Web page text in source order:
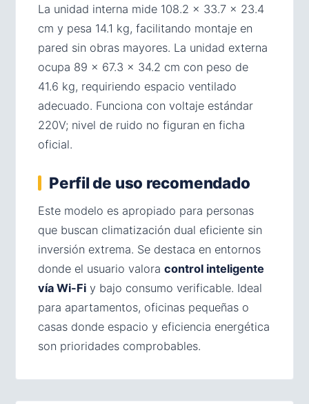
La unidad interna mide 108.2 × 33.7 × 23.4
cm y pesa 14.1 kg, facilitando montaje en
pared sin obras mayores. La unidad externa
ocupa 89 × 67.3 × 34.2 cm con peso de
41.6 kg, requiriendo espacio ventilado
adecuado. Funciona con voltaje estándar
220V; nivel de ruido no figuran en ficha
oficial.
Perfil de uso recomendado
Este modelo es apropiado para personas
que buscan climatización dual eficiente sin
inversión extrema. Se destaca en entornos
donde el usuario valora control inteligente
vía Wi-Fi y bajo consumo verificable. Ideal
para apartamentos, oficinas pequeñas o
casas donde espacio y eficiencia energética
son prioridades comprobables.